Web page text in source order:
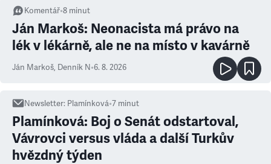
Komentář•8 minut
Ján Markoš: Neonacista má právo na
lék v lékárně, ale ne na místo v kavárně
Ján Markoš, Denník N•6. 8. 2026
Newsletter: Plamínková•7 minut
Plamínková: Boj o Senát odstartoval,
Vávrovci versus vláda a další Turkův
hvězdný týden